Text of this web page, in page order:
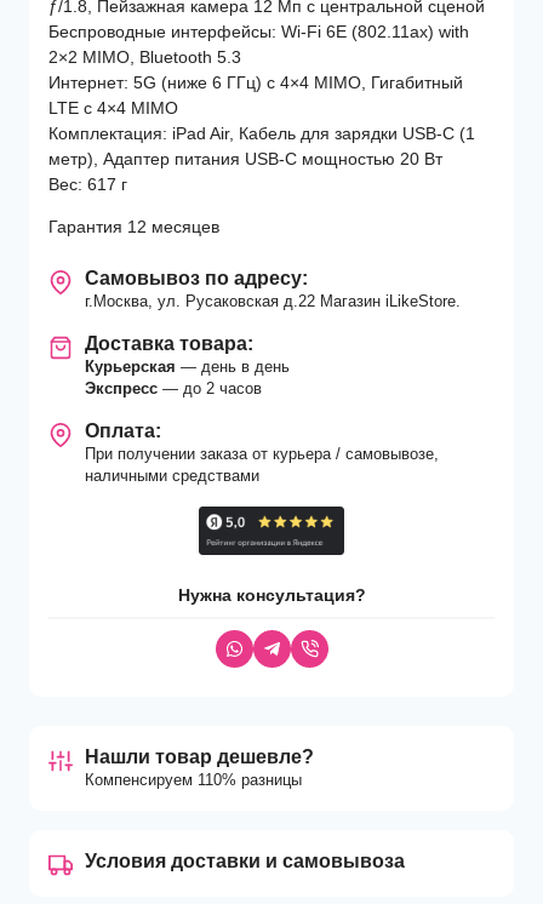
ƒ/1.8, Пейзажная камера 12 Мп с центральной сценой
Беспроводные интерфейсы: Wi-Fi 6E (802.11ax) with
2×2 MIMO, Bluetooth 5.3
Интернет: 5G (ниже 6 ГГц) с 4×4 MIMO, Гигабитный
LTE с 4×4 MIMO
Комплектация: iPad Air, Кабель для зарядки USB‑C (1
метр), Адаптер питания USB‑C мощностью 20 Вт
Вес: 617 г
Гарантия 12 месяцев
Самовывоз по адресу:
г.Москва, ул. Русаковская д.22 Магазин iLikeStore.
Доставка товара:
Курьерская — день в день
Экспресс — до 2 часов
Оплата:
При получении заказа от курьера / самовывозе,
наличными средствами
Нужна консультация?
Нашли товар дешевле?
Компенсируем 110% разницы
Условия доставки и самовывоза